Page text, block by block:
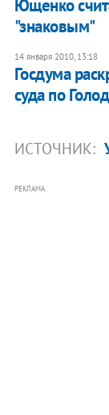
Ющенко
"знаковым"
14 января 2010, 13:18
Госдума
суда по
ИСТОЧНИК:
РЕКЛАМА